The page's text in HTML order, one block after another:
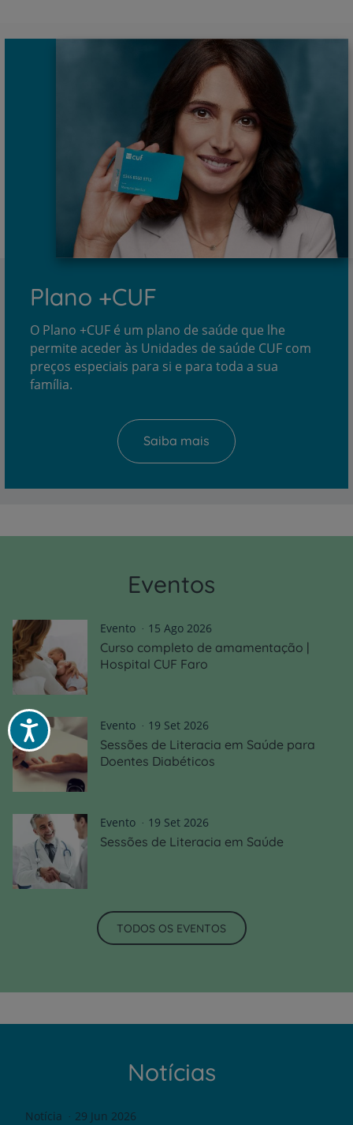
Acessibilidade
Plano +CUF
O Plano +CUF é um plano de saúde que lhe
permite aceder às Unidades de saúde CUF com
preços especiais para si e para toda a sua
família.
Saiba mais
Eventos
Evento 15 Ago 2026
Curso completo de amamentação |
Hospital CUF Faro
Evento 19 Set 2026
Sessões de Literacia em Saúde para
Doentes Diabéticos
Evento 19 Set 2026
Sessões de Literacia em Saúde
TODOS OS EVENTOS
Notícias
Notícia 29 Jun 2026